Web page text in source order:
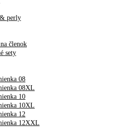
perly
členok
sety
08
08XL
10
10XL
12
12XXL